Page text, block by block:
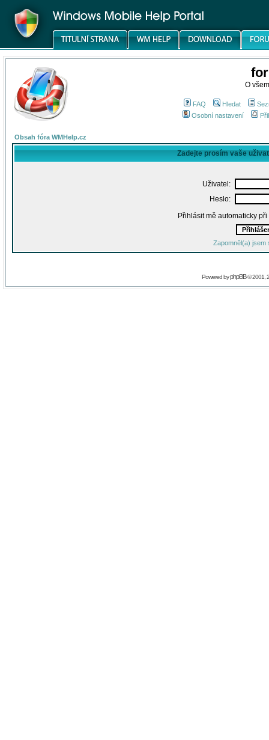
O
FAQ Hledat
Osobní nastavení
Obsah fóra WMHelp.cz
Zadejte prosím vaše
Uživatel:
Heslo:
Přihlásit mě automaticky
Zapomněl(a) jsem
Powered byphpBB© 2001,